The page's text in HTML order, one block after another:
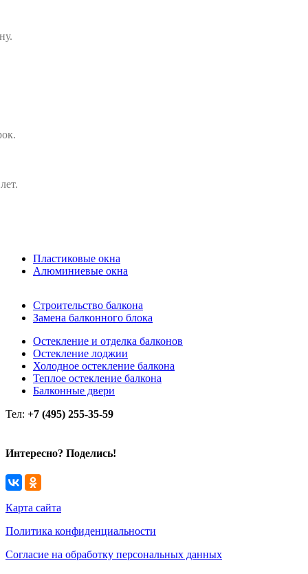
Пластиковые окна
Алюминиевые окна
Строительство балкона
Замена балконного блока
Остекление и отделка балконов
Остекление лоджии
Холодное остекление балкона
Теплое остекление балкона
Балконные двери
Тел: +7 (495) 255-35-59
Интересно? Поделись!
Карта сайта
Политика конфиденциальности
Согласие на обработку персональных данных